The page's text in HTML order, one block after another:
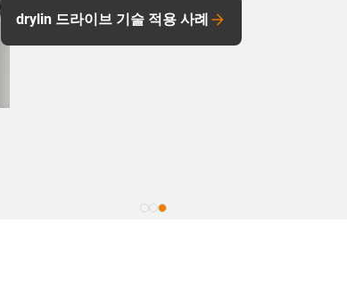
drylin 드라이브 기술 적용 사례